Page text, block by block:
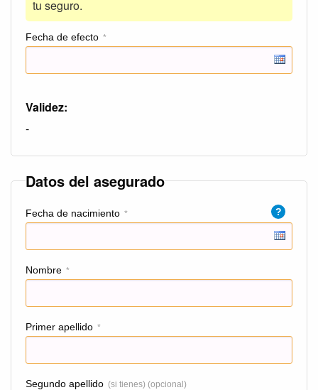
tu seguro.
Fecha de efecto *
Validez:
-
Datos del asegurado
Fecha de nacimiento * ?
Nombre *
Primer apellido *
Segundo apellido (si tienes) (opcional)